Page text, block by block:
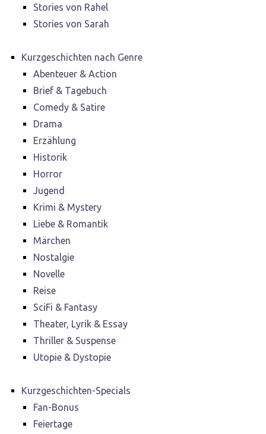
Stories von Rahel
Stories von Sarah
Kurzgeschichten nach Genre
Abenteuer & Action
Brief & Tagebuch
Comedy & Satire
Drama
Erzählung
Historik
Horror
Jugend
Krimi & Mystery
Liebe & Romantik
Märchen
Nostalgie
Novelle
Reise
SciFi & Fantasy
Theater, Lyrik & Essay
Thriller & Suspense
Utopie & Dystopie
Kurzgeschichten-Specials
Fan-Bonus
Feiertage